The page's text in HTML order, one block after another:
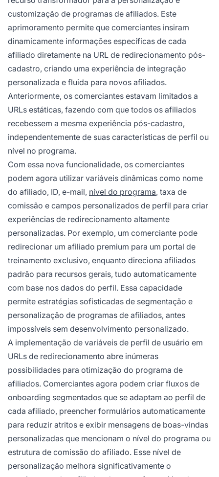
customização de programas de afiliados. Este
aprimoramento permite que comerciantes insiram
dinamicamente informações específicas de cada
afiliado diretamente na URL de redirecionamento pós-
cadastro, criando uma experiência de integração
personalizada e fluida para novos afiliados.
Anteriormente, os comerciantes estavam limitados a
URLs estáticas, fazendo com que todos os afiliados
recebessem a mesma experiência pós-cadastro,
independentemente de suas características de perfil ou
nível no programa.
Com essa nova funcionalidade, os comerciantes
podem agora utilizar variáveis dinâmicas como nome
do afiliado, ID, e-mail, nível do programa, taxa de
comissão e campos personalizados de perfil para criar
experiências de redirecionamento altamente
personalizadas. Por exemplo, um comerciante pode
redirecionar um afiliado premium para um portal de
treinamento exclusivo, enquanto direciona afiliados
padrão para recursos gerais, tudo automaticamente
com base nos dados do perfil. Essa capacidade
permite estratégias sofisticadas de segmentação e
personalização de programas de afiliados, antes
impossíveis sem desenvolvimento personalizado.
A implementação de variáveis de perfil de usuário em
URLs de redirecionamento abre inúmeras
possibilidades para otimização do programa de
afiliados. Comerciantes agora podem criar fluxos de
onboarding segmentados que se adaptam ao perfil de
cada afiliado, preencher formulários automaticamente
para reduzir atritos e exibir mensagens de boas-vindas
personalizadas que mencionam o nível do programa ou
estrutura de comissão do afiliado. Esse nível de
personalização melhora significativamente o